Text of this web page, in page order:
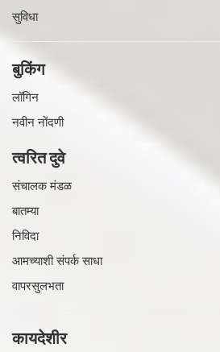
सुविधा
बुकिंग
लॉगिन
नवीन नोंदणी
त्वरित दुवे
संचालक मंडळ
बातम्या
निविदा
आमच्याशी संपर्क साधा
वापरसुलभता
कायदेशीर